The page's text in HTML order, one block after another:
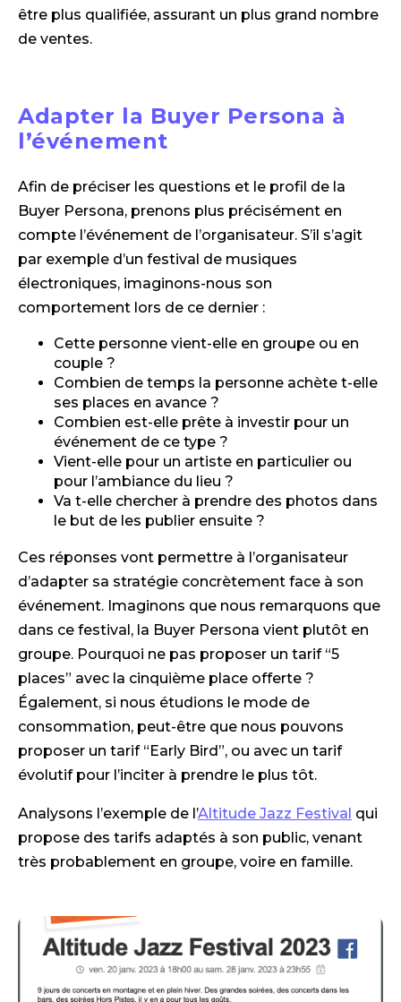
être plus qualifiée, assurant un plus grand nombre
de ventes.
Adapter la Buyer Persona à
l’événement
Afin de préciser les questions et le profil de la
Buyer Persona, prenons plus précisément en
compte l’événement de l’organisateur. S’il s’agit
par exemple d’un festival de musiques
électroniques, imaginons-nous son
comportement lors de ce dernier :
Cette personne vient-elle en groupe ou en
couple ?
Combien de temps la personne achète t-elle
ses places en avance ?
Combien est-elle prête à investir pour un
événement de ce type ?
Vient-elle pour un artiste en particulier ou
pour l’ambiance du lieu ?
Va t-elle chercher à prendre des photos dans
le but de les publier ensuite ?
Ces réponses vont permettre à l’organisateur
d’adapter sa stratégie concrètement face à son
événement. Imaginons que nous remarquons que
dans ce festival, la Buyer Persona vient plutôt en
groupe. Pourquoi ne pas proposer un tarif “5
places” avec la cinquième place offerte ?
Également, si nous étudions le mode de
consommation, peut-être que nous pouvons
proposer un tarif “Early Bird”, ou avec un tarif
évolutif pour l’inciter à prendre le plus tôt.
Analysons l’exemple de l’Altitude Jazz Festival qui
propose des tarifs adaptés à son public, venant
très probablement en groupe, voire en famille.